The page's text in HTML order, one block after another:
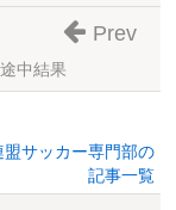
中結果
Prev
サッカー専門部の
記事一覧